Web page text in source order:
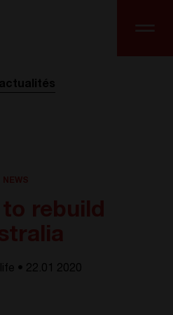
• 22.01 2020